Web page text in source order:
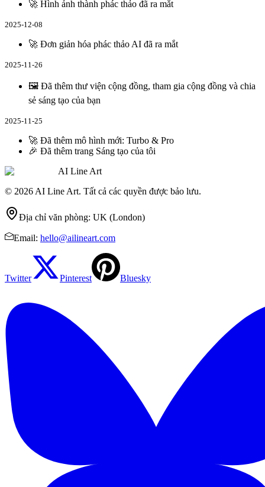
🚀 Hình ảnh thành phác thảo đã ra mắt
2025-12-08
🚀 Đơn giản hóa phác thảo AI đã ra mắt
2025-11-26
🖼️ Đã thêm thư viện cộng đồng, tham gia cộng đồng và chia
sẻ sáng tạo của bạn
2025-11-25
🚀 Đã thêm mô hình mới: Turbo & Pro
🎉 Đã thêm trang Sáng tạo của tôi
AI Line Art
© 2026 AI Line Art. Tất cả các quyền được bảo lưu.
Địa chỉ văn phòng: UK (London)
Email: hello@ailineart.com
Twitter Pinterest Bluesky